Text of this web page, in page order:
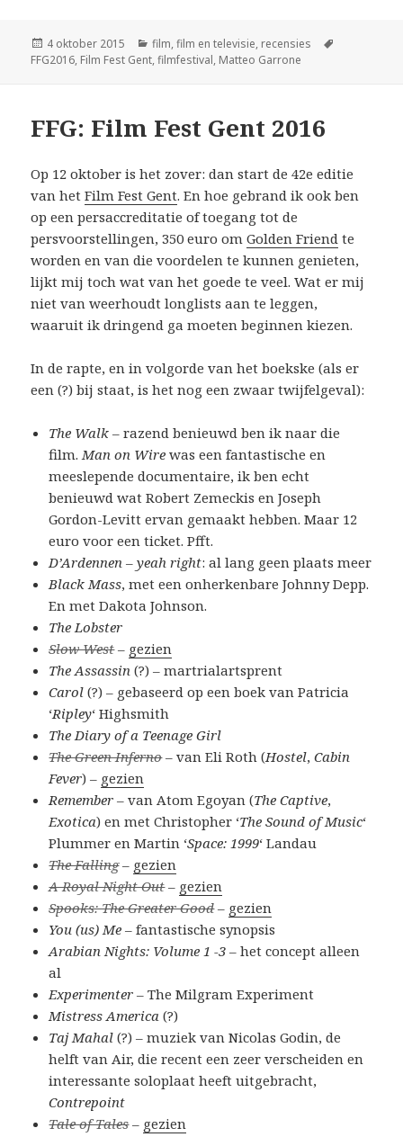
Geplaatst
op
4 oktober 2015 Categorieën
film,film en televisie, recensies
FFG2016, Film Fest Gent,filmfestival, Matteo Garrone
FFG: Film Fest Gent 2016
Op 12 oktober is het zover: dan start de 42e editie
van hetFilm Fest Gent. En hoe gebrand ik ook ben
op een persaccreditatie of toegang tot de
persvoorstellingen, 350 euro omGolden Friend te
worden en van die voordelen te kunnen genieten,
lijkt mij toch wat van het goede te veel. Wat er mij
niet van weerhoudt longlists aan te leggen,
waaruit ik dringend ga moeten beginnen kiezen.
In de rapte, en in volgorde van het boekske (als er
een (?) bij staat, is het nog een zwaar twijfelgeval):
The Walk – razend benieuwd ben ik naar die
film.Man on Wire was een fantastische en
meeslepende documentaire, ik ben echt
benieuwd wat Robert Zemeckis en Joseph
Gordon-Levitt ervan gemaakt hebben. Maar 12
euro voor een ticket. Pfft.
D’Ardennen –yeah right: al lang geen plaats meer
Black Mass, met een onherkenbare Johnny Depp.
En met Dakota Johnson.
The Lobster
Slow West– gezien
The Assassin (?) – martrialartsprent
Carol (?) – gebaseerd op een boek van Patricia
‘Ripley‘ Highsmith
The Diary of a Teenage Girl
The Green Inferno– van Eli Roth (Hostel,Cabin
Fever) – gezien
Remember – van Atom Egoyan (The Captive,
Exotica) en met Christopher ‘The Sound of Music‘
Plummer en Martin ‘Space: 1999‘ Landau
The Falling– gezien
A Royal Night Out– gezien
Spooks: The Greater Good– gezien
You (us) Me – fantastische synopsis
Arabian Nights: Volume 1 -3 – het concept alleen
al
Experimenter – The Milgram Experiment
Mistress America (?)
Taj Mahal (?) – muziek van Nicolas Godin, de
helft van Air, die recent een zeer verscheiden en
interessante soloplaat heeft uitgebracht,
Contrepoint
Tale of Tales– gezien